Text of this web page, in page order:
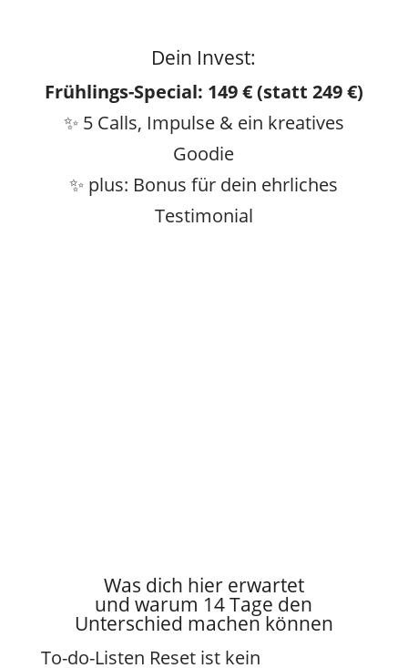
Dein Invest:
Frühlings-Special: 149 € (statt 249 €)
✨ 5 Calls, Impulse & ein kreatives
Goodie
✨ plus: Bonus für dein ehrliches
Testimonial
Was dich hier erwartet
und warum 14 Tage den
Unterschied machen können
To-do-Listen Reset ist kein